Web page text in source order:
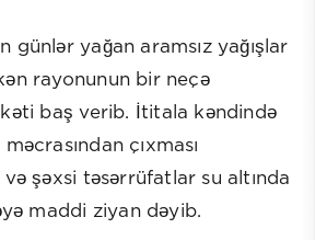
günlər yağan aramsız yağışlar
rayonunun bir neçə
baş verib. İtitala kəndində
çıxması
şəxsi təsərrüfatlar su altında
maddi ziyan dəyib.